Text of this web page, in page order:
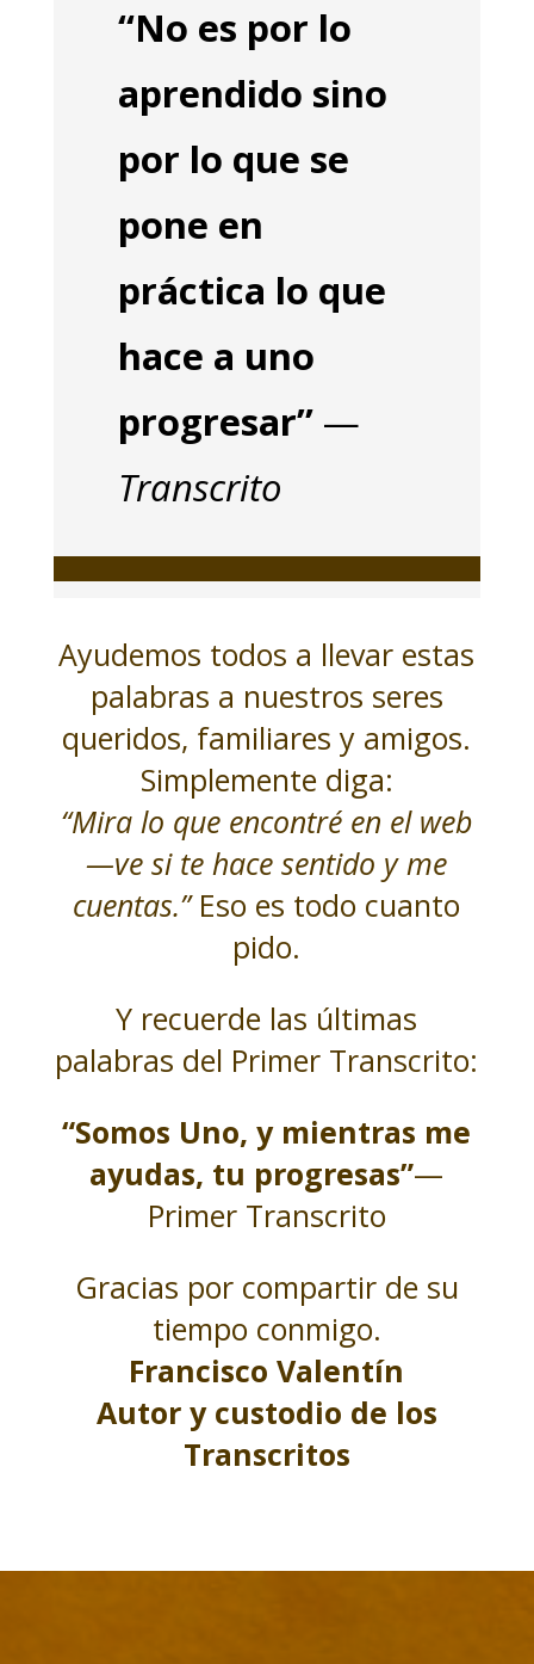
“No es por lo
aprendido sino
por lo que se
pone en
práctica lo que
hace a uno
progresar”—
Transcrito
Ayudemos todos a llevar estas
palabras a nuestros seres
queridos, familiares y amigos.
Simplemente diga:
“Mira lo que encontré en el web
—ve si te hace sentido y me
cuentas.”Eso es todo cuanto
pido.
Y recuerde las últimas
palabras del Primer Transcrito:
“Somos Uno, y mientras me
ayudas, tu progresas”—
Primer Transcrito
Gracias por compartir de su
tiempo conmigo.
Francisco Valentín
Autor y custodio de los
Transcritos